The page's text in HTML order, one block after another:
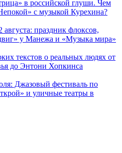
в российской глуши. Чем
с музыкой Курехина?
праздник флоксов,
у Манежа и «Музыка мира»
текстов о реальных людях от
до Энтони Хопкинса
Джазовый фестиваль по
и уличные театры в